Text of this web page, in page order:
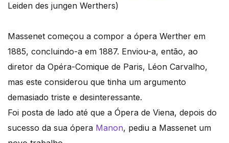
Leiden des jungen Werthers)
Massenet começou a compor a ópera Werther em
1885, concluindo-a em 1887. Enviou-a, então, ao
diretor da Opéra-Comique de Paris, Léon Carvalho,
mas este considerou que tinha um argumento
demasiado triste e desinteressante.
Foi posta de lado até que a Ópera de Viena, depois do
sucesso da sua ópera Manon, pediu a Massenet um